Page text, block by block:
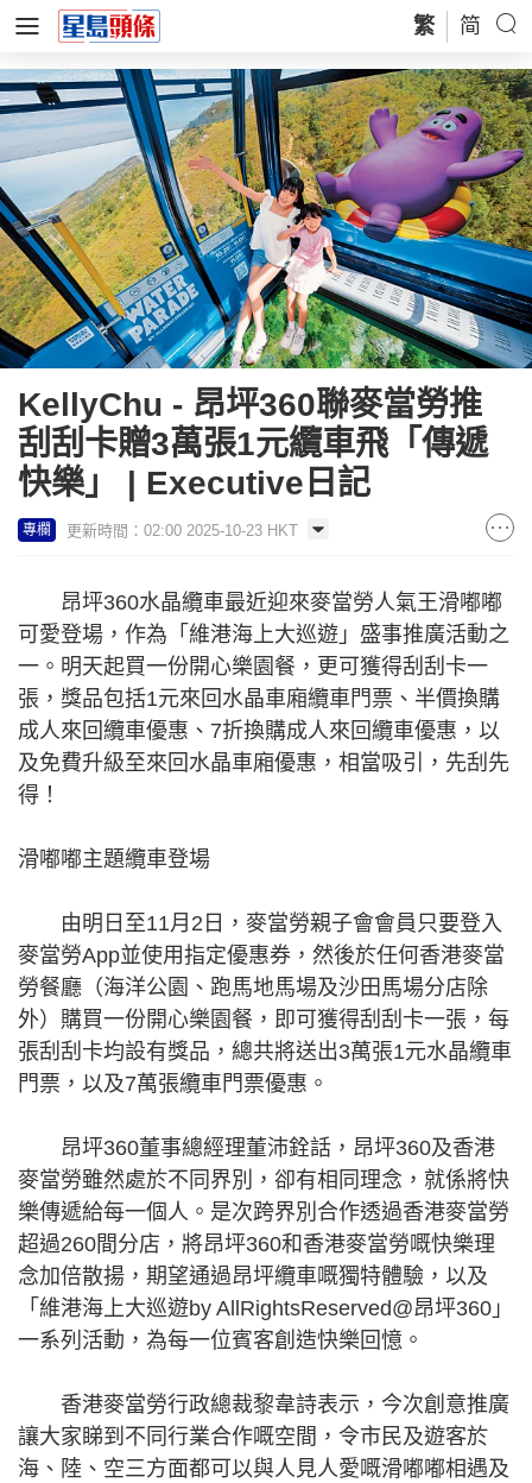
繁 简
KellyChu - 昂坪360聯麥當勞推
刮刮卡贈3萬張1元纜車飛「傳遞
快樂」 | Executive日記
專欄 更新時間：02:00 2025-10-23 HKT
昂坪360水晶纜車最近迎來麥當勞人氣王滑嘟嘟
可愛登場，作為「維港海上大巡遊」盛事推廣活動之
一。明天起買一份開心樂園餐，更可獲得刮刮卡一
張，獎品包括1元來回水晶車廂纜車門票、半價換購
成人來回纜車優惠、7折換購成人來回纜車優惠，以
及免費升級至來回水晶車廂優惠，相當吸引，先刮先
得！
滑嘟嘟主題纜車登場
由明日至11月2日，麥當勞親子會會員只要登入
麥當勞App並使用指定優惠券，然後於任何香港麥當
勞餐廳（海洋公園、跑馬地馬場及沙田馬場分店除
外）購買一份開心樂園餐，即可獲得刮刮卡一張，每
張刮刮卡均設有獎品，總共將送出3萬張1元水晶纜車
門票，以及7萬張纜車門票優惠。
昂坪360董事總經理董沛銓話，昂坪360及香港
麥當勞雖然處於不同界別，卻有相同理念，就係將快
樂傳遞給每一個人。是次跨界別合作透過香港麥當勞
超過260間分店，將昂坪360和香港麥當勞嘅快樂理
念加倍散揚，期望通過昂坪纜車嘅獨特體驗，以及
「維港海上大巡遊by AllRightsReserved@昂坪360」
一系列活動，為每一位賓客創造快樂回憶。
香港麥當勞行政總裁黎韋詩表示，今次創意推廣
讓大家睇到不同行業合作嘅空間，令市民及遊客於
海、陸、空三方面都可以與人見人愛嘅滑嘟嘟相遇及